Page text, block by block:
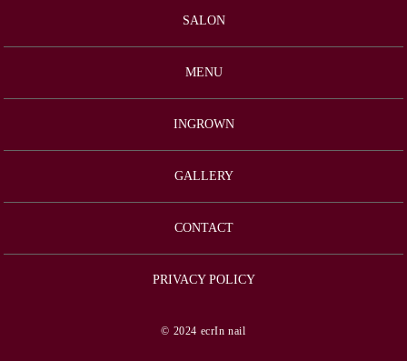
SALON
MENU
INGROWN
GALLERY
CONTACT
PRIVACY POLICY
© 2024 ecrIn nail